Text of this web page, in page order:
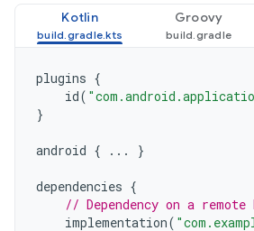
Kotlin Groovy
plugins {
id(
}
android { ... }
dependencies {
// Dependency on a
implementation(